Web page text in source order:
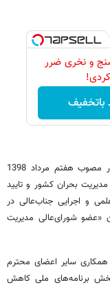
و نخری ضرر
کردی!
باتخفیف
در اجرای بند 15 ماده 6 قانون مدیریت بحران کشور مصوب هفتم مرداد 1398
بحران کشور و تایید
و اجرایی جناب‌عالی در
«عضو شورای‌عالی مدیریت
سایر اعضای محترم
برنامه‌های ملی کاهش